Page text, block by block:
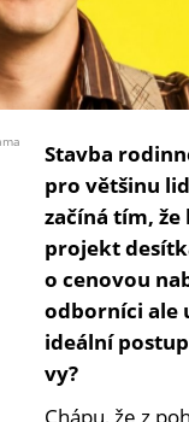
Stavba
pro většinu
začíná tím, že
projekt
o cenovou
odborníci ale
ideální
vy?